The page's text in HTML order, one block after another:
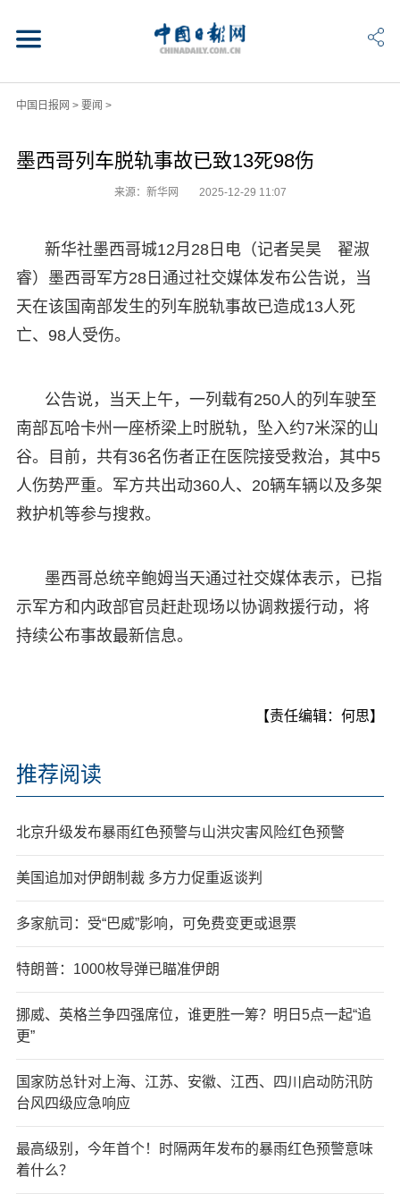
中国日报网 > 要闻 >
墨西哥列车脱轨事故已致13死98伤
来源：新华网 2025-12-29 11:07
新华社墨西哥城12月28日电（记者吴昊 翟淑
睿）墨西哥军方28日通过社交媒体发布公告说，当
天在该国南部发生的列车脱轨事故已造成13人死
亡、98人受伤。
公告说，当天上午，一列载有250人的列车驶至
南部瓦哈卡州一座桥梁上时脱轨，坠入约7米深的山
谷。目前，共有36名伤者正在医院接受救治，其中5
人伤势严重。军方共出动360人、20辆车辆以及多架
救护机等参与搜救。
墨西哥总统辛鲍姆当天通过社交媒体表示，已指
示军方和内政部官员赶赴现场以协调救援行动，将
持续公布事故最新信息。
【责任编辑：何思】
推荐阅读
北京升级发布暴雨红色预警与山洪灾害风险红色预警
美国追加对伊朗制裁 多方力促重返谈判
多家航司：受“巴威”影响，可免费变更或退票
特朗普：1000枚导弹已瞄准伊朗
挪威、英格兰争四强席位，谁更胜一筹？明日5点一起“追
更”
国家防总针对上海、江苏、安徽、江西、四川启动防汛防
台风四级应急响应
最高级别，今年首个！时隔两年发布的暴雨红色预警意味
着什么？